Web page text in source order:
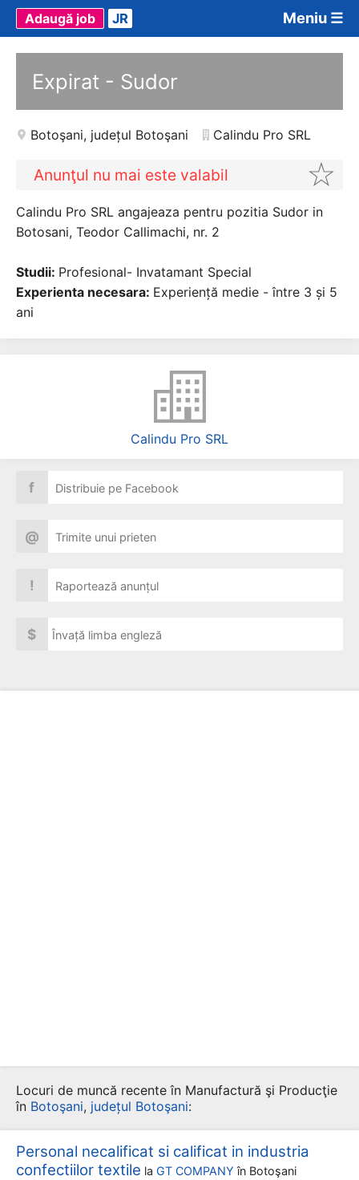
Meniu ☰
Adaugă job JR
Expirat - Sudor
Botoşani, județul Botoşani Calindu Pro SRL
Anunţul nu mai este valabil
Calindu Pro SRL angajeaza pentru pozitia Sudor in
Botosani, Teodor Callimachi, nr. 2
Studii: Profesional- Invatamant Special
Experienta necesara: Experiență medie - între 3 și 5
ani
Calindu Pro SRL
f Distribuie pe Facebook
@ Trimite unui prieten
! Raportează anunțul
$ Învață limba engleză
Locuri de muncă recente în Manufactură şi Producţie
în Botoşani, județul Botoşani:
Personal necalificat si calificat in industria
confectiilor textile la GT COMPANY în Botoşani